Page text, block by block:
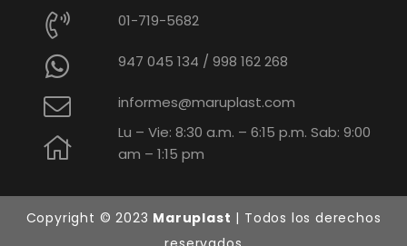
01-719-5682
947 045 134 / 998 162 268
informes@maruplast.com
Lu – Vie: 8:30 a.m. – 6:15 p.m. Sab: 9:00
am – 1:15 pm
Copyright © 2023 Maruplast | Todos los derechos